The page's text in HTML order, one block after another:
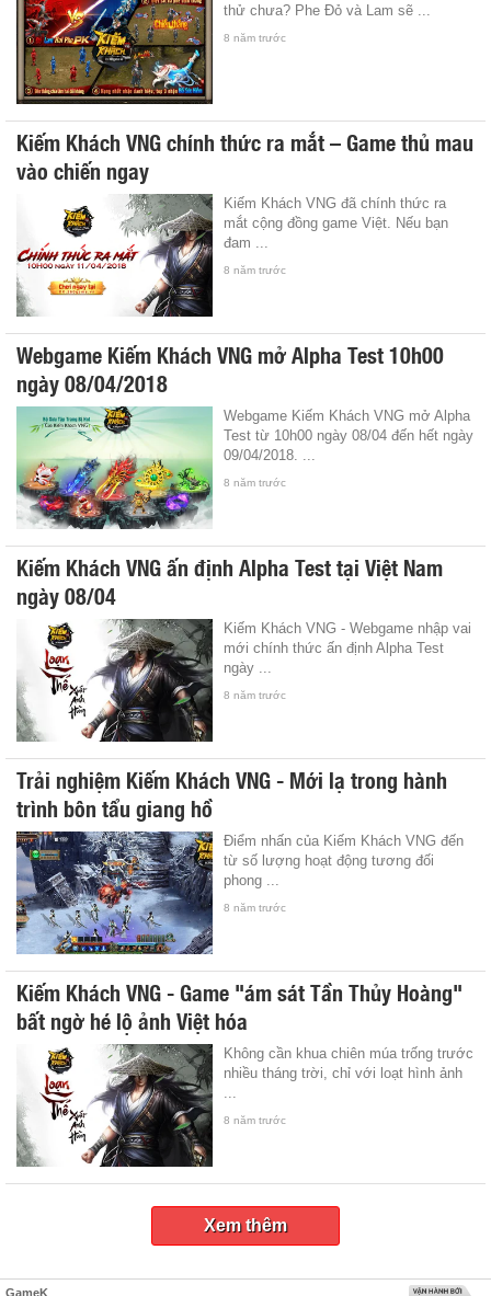
thử chưa? Phe Đỏ và Lam sẽ ...
8 năm trước
Kiếm Khách VNG chính thức ra mắt – Game thủ mau
vào chiến ngay
Kiếm Khách VNG đã chính thức ra
mắt cộng đồng game Việt. Nếu bạn
đam ...
8 năm trước
Webgame Kiếm Khách VNG mở Alpha Test 10h00
ngày 08/04/2018
Webgame Kiếm Khách VNG mở Alpha
Test từ 10h00 ngày 08/04 đến hết ngày
09/04/2018. ...
8 năm trước
Kiếm Khách VNG ấn định Alpha Test tại Việt Nam
ngày 08/04
Kiếm Khách VNG - Webgame nhập vai
mới chính thức ấn định Alpha Test
ngày ...
8 năm trước
Trải nghiệm Kiếm Khách VNG - Mới lạ trong hành
trình bôn tẩu giang hồ
Điểm nhấn của Kiếm Khách VNG đến
từ số lượng hoạt động tương đối
phong ...
8 năm trước
Kiếm Khách VNG - Game "ám sát Tần Thủy Hoàng"
bất ngờ hé lộ ảnh Việt hóa
Không cần khua chiên múa trống trước
nhiều tháng trời, chỉ với loạt hình ảnh
8 năm trước
Xem thêm
GameK